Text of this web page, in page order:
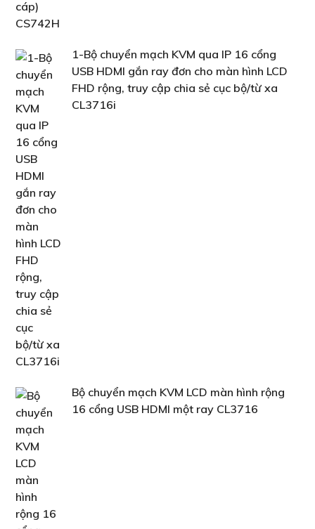
1-Bộ chuyển mạch KVM qua IP 16 cổng
USB HDMI gắn ray đơn cho màn hình LCD
FHD rộng, truy cập chia sẻ cục bộ/từ xa
CL3716i
Bộ chuyển mạch KVM LCD màn hình rộng
16 cổng USB HDMI một ray CL3716